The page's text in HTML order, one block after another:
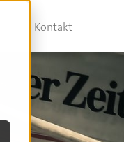
Kontakt